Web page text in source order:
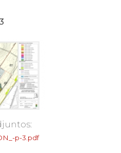
p-3.pdf